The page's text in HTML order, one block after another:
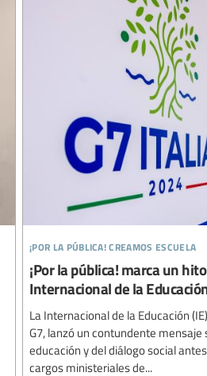
¡por la pública! creamos escuela
¡Por la pública! marca un
Internacional de la
La Internacional de la Educación
G7, lanzó un contundente
educación y del diálogo social
cargos ministeriales de...